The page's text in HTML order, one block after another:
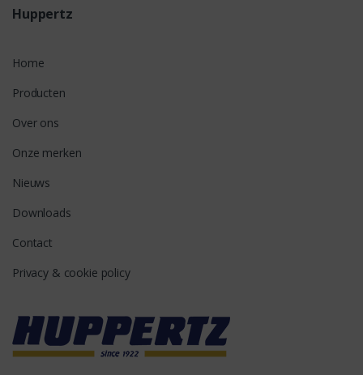
Huppertz
Home
Producten
Over ons
Onze merken
Nieuws
Downloads
Contact
Privacy & cookie policy